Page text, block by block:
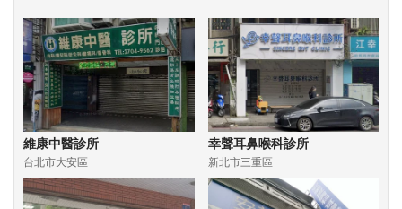
維康中醫診所
台北市大安區
幸聲耳鼻喉科診所
新北市三重區